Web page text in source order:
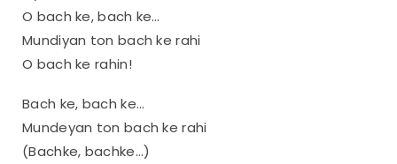
O bach ke, bach ke…
Mundiyan ton bach ke rahi
O bach ke rahin!
Bach ke, bach ke…
Mundeyan ton bach ke rahi
(Bachke, bachke…)